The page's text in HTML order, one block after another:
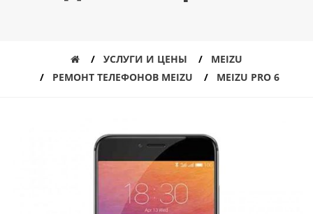
УСЛУГИ И ЦЕНЫ
MEIZU
РЕМОНТ ТЕЛЕФОНОВ MEIZU
MEIZU PRO 6